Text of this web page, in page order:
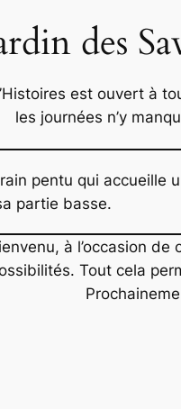
des
est ouvert à
les journées n’y
pentu qui accueille
partie basse.
à l’occasion
Tout cela